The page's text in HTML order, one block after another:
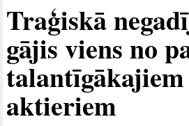
Traģiskā
gājis viens no
aktieriem